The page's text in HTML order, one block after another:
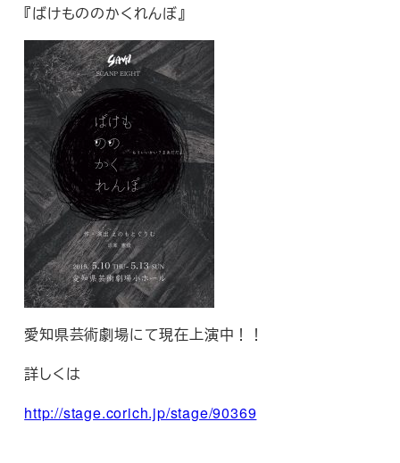
『ばけもののかくれんぼ』
愛知県芸術劇場にて現在上演中！！
詳しくは
http://stage.corich.jp/stage/90369